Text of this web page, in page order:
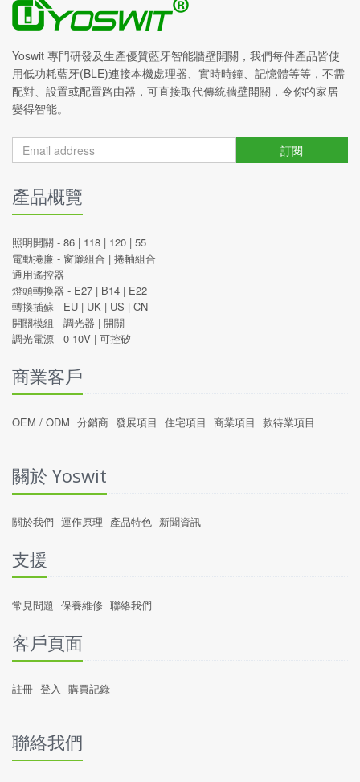
Yoswit 專門研發及生產優質藍牙智能牆壁開關，我們每件產品皆使
用低功耗藍牙(BLE)連接本機處理器、實時時鐘、記憶體等等，不需
配對、設置或配置路由器，可直接取代傳統牆壁開關，令你的家居
變得智能。
訂閱
產品概覽
照明開關 - 86 | 118 | 120 | 55
電動捲廉 - 窗簾組合 | 捲軸組合
通用遙控器
燈頭轉換器 - E27 | B14 | E22
轉換插蘇 - EU | UK | US | CN
開關模組 - 調光器 | 開關
調光電源 - 0-10V | 可控矽
商業客戶
OEM / ODM 分銷商 發展項目 住宅項目 商業項目 款待業項目
關於 Yoswit
關於我們 運作原理 產品特色 新聞資訊
支援
常見問題 保養維修 聯絡我們
客戶頁面
註冊 登入 購買記錄
聯絡我們